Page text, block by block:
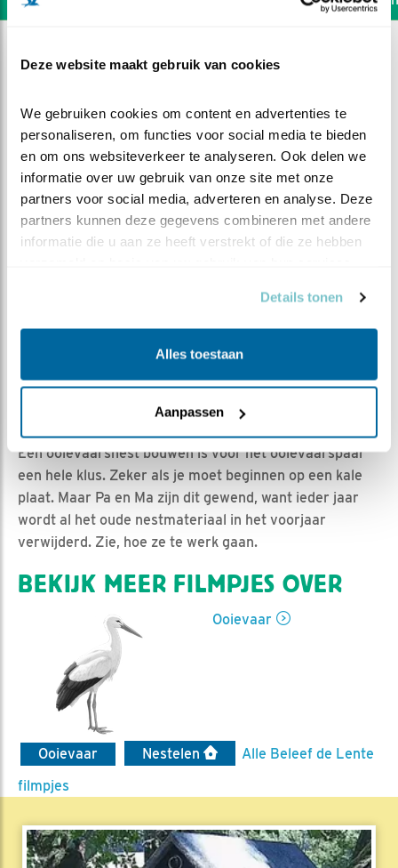
Deze website maakt gebruik van cookies
We gebruiken cookies om content en advertenties te
personaliseren, om functies voor social media te bieden
en om ons websiteverkeer te analyseren. Ook delen we
informatie over uw gebruik van onze site met onze
partners voor social media, adverteren en analyse. Deze
partners kunnen deze gegevens combineren met andere
informatie die u aan ze heeft verstrekt of die ze hebben
Details tonen
Alles toestaan
Aanpassen
Nest in aanbouw
Bewaar dit filmpje
Een ooievaarsnest bouwen is voor het ooievaarspaar
een hele klus. Zeker als je moet beginnen op een kale
plaat. Maar Pa en Ma zijn dit gewend, want ieder jaar
wordt al het oude nestmateriaal in het voorjaar
verwijderd. Zie, hoe ze te werk gaan.
BEKIJK MEER FILMPJES OVER
Ooievaar
Ooievaar Nestelen
Alle Beleef de Lente
filmpjes